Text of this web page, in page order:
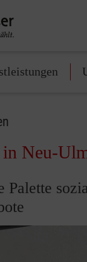
Neu-
Palette